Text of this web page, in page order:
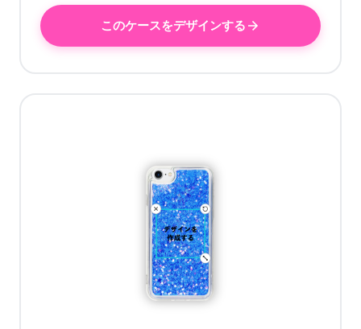
このケースをデザインする